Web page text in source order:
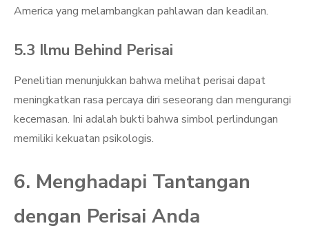
America yang melambangkan pahlawan dan keadilan.
5.3 Ilmu Behind Perisai
Penelitian menunjukkan bahwa melihat perisai dapat
meningkatkan rasa percaya diri seseorang dan mengurangi
kecemasan. Ini adalah bukti bahwa simbol perlindungan
memiliki kekuatan psikologis.
6. Menghadapi Tantangan
dengan Perisai Anda